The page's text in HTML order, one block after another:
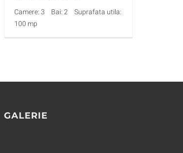
Camere: 3 Bai: 2
Suprafata utila:
100 mp
GALERIE